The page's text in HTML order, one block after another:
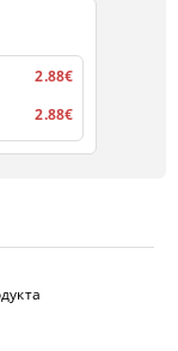
2.88€
2.88€